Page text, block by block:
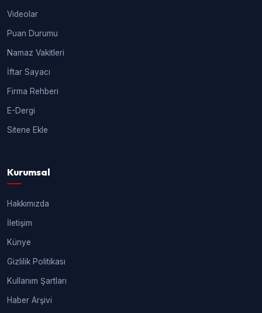
Videolar
Puan Durumu
Namaz Vakitleri
İftar Sayacı
Firma Rehberi
E-Dergi
Sitene Ekle
Kurumsal
Hakkımızda
İletişim
Künye
Gizlilik Politikası
Kullanım Şartları
Haber Arşivi